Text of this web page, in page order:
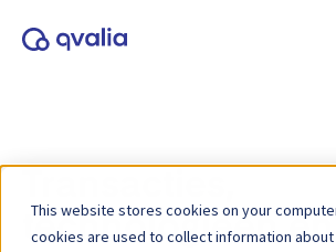
This website stores cookies on your
cookies are used to collect information about
technologieën